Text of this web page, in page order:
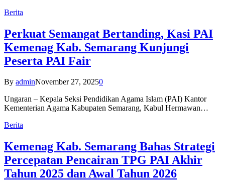
Berita
Perkuat Semangat Bertanding, Kasi PAI
Kemenag Kab. Semarang Kunjungi
Peserta PAI Fair
By adminNovember 27, 20250
Ungaran – Kepala Seksi Pendidikan Agama Islam (PAI) Kantor
Kementerian Agama Kabupaten Semarang, Kabul Hermawan…
Berita
Kemenag Kab. Semarang Bahas Strategi
Percepatan Pencairan TPG PAI Akhir
Tahun 2025 dan Awal Tahun 2026